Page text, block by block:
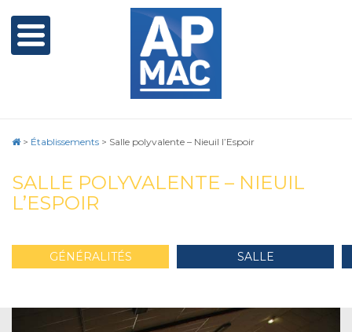
> Établissements > Salle polyvalente – Nieuil l’Espoir
SALLE POLYVALENTE – NIEUIL
L’ESPOIR
GÉNÉRALITÉS SALLE